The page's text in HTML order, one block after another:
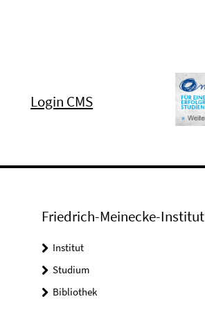
Login CMS
Friedrich-Meinecke-Institut
Institut
Studium
Bibliothek